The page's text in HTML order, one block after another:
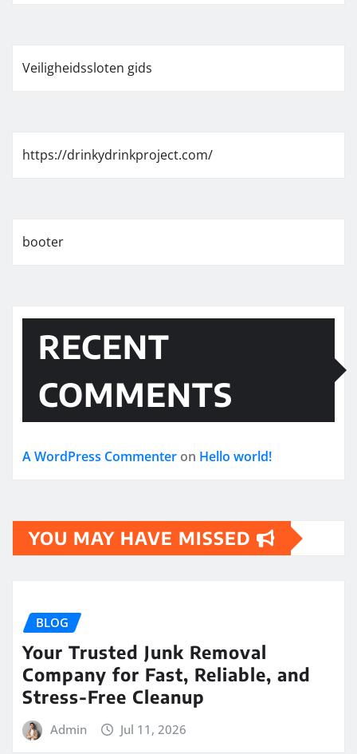
Veiligheidssloten gids
https://drinkydrinkproject.com/
booter
RECENT
COMMENTS
A WordPress Commenter on Hello world!
YOU MAY HAVE MISSED
BLOG
Your Trusted Junk Removal
Company for Fast, Reliable, and
Stress-Free Cleanup
Admin Jul 11, 2026